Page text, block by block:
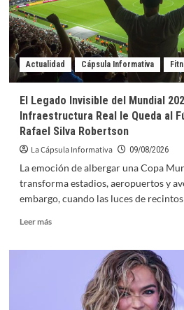
Modularización
Lidera
la
Edificación
de
Viviendas
Hospitales
por
Armando
Actualidad Cápsula Informativa
El Legado Invisible del Mundial
Infraestructura Real le Queda al
Rafael Silva Robertson
La Cápsula Informativa 09/08/2026
La emoción de albergar una Copa
transforma estadios, aeropuertos y
embargo, cuando las luces de
Leer másLeer